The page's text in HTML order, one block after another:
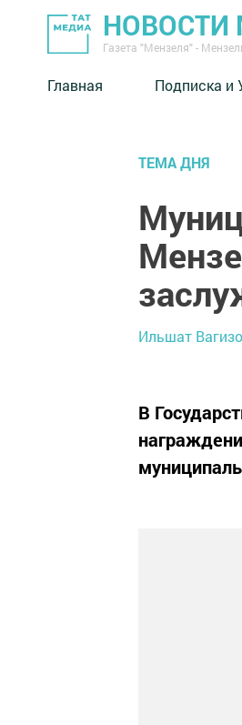
НОВОСТИ
Газета "Мензеля" -
Главная Подписка и
ТЕМА ДНЯ
Ильшат
В